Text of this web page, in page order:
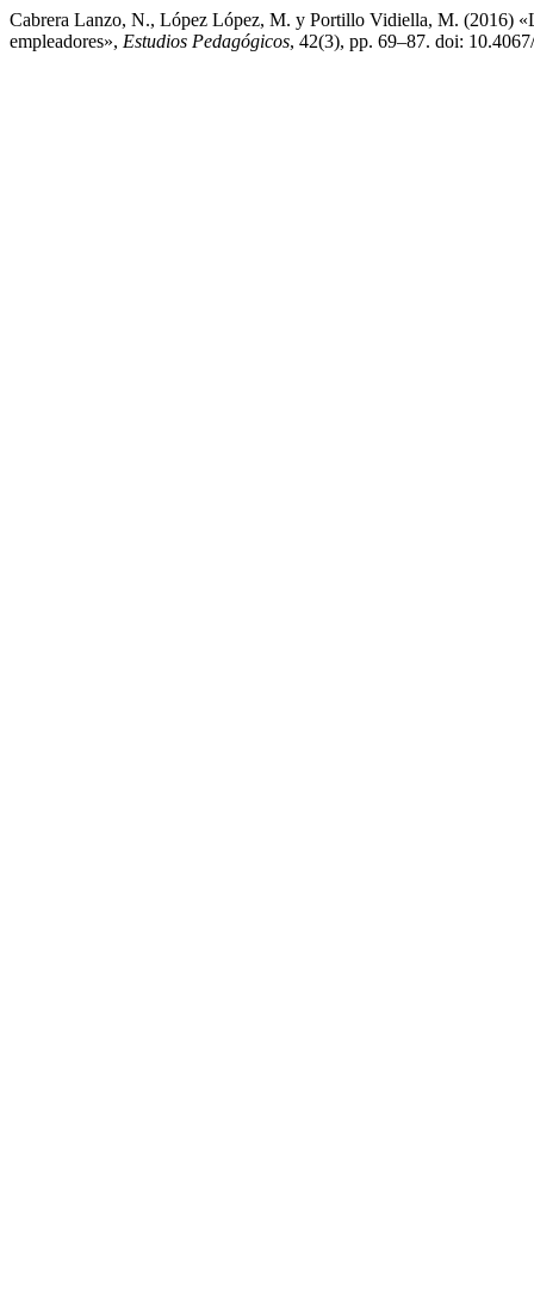
Cabrera Lanzo, N., López López, M. y Portillo Vidiella, M. (2016)
empleadores», Estudios Pedagógicos, 42(3), pp. 69–87. doi: